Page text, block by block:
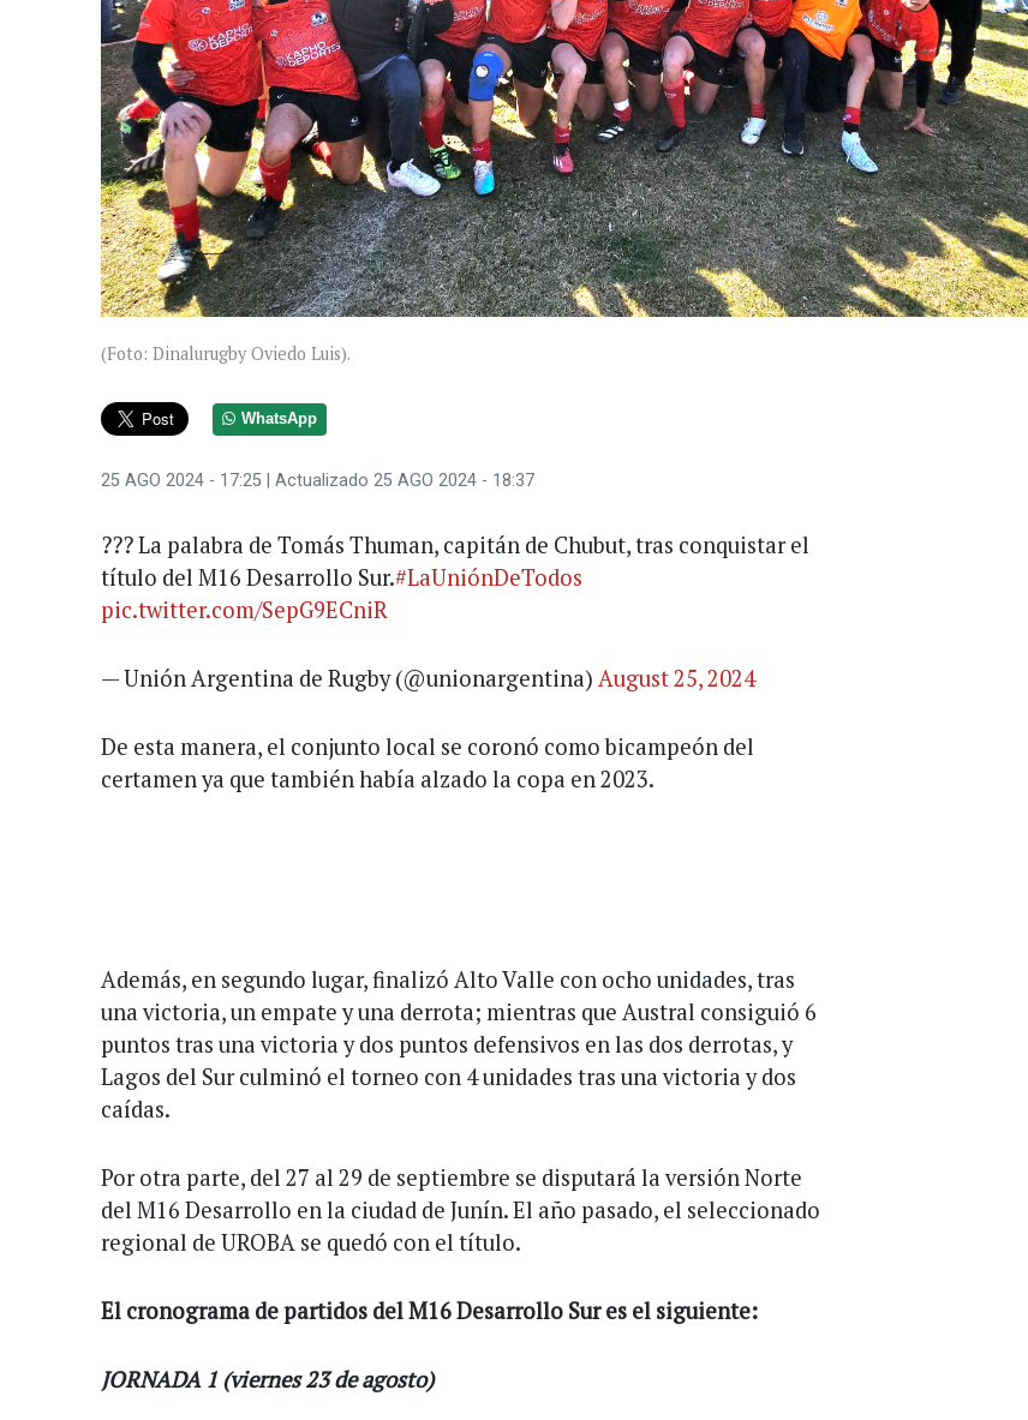
(Foto: Dinalurugby Oviedo Luis).
WhatsApp
25 AGO 2024 - 17:25 | Actualizado 25 AGO 2024 - 18:37
??? La palabra de Tomás Thuman, capitán de Chubut, tras conquistar el
título del M16 Desarrollo Sur.#LaUniónDeTodos
pic.twitter.com/SepG9ECniR
— Unión Argentina de Rugby (@unionargentina) August 25, 2024
De esta manera, el conjunto local se coronó como bicampeón del
certamen ya que también había alzado la copa en 2023.
Además, en segundo lugar, finalizó Alto Valle con ocho unidades, tras
una victoria, un empate y una derrota; mientras que Austral consiguió 6
puntos tras una victoria y dos puntos defensivos en las dos derrotas, y
Lagos del Sur culminó el torneo con 4 unidades tras una victoria y dos
caídas.
Por otra parte, del 27 al 29 de septiembre se disputará la versión Norte
del M16 Desarrollo en la ciudad de Junín. El año pasado, el seleccionado
regional de UROBA se quedó con el título.
El cronograma de partidos del M16 Desarrollo Sur es el siguiente:
JORNADA 1 (viernes 23 de agosto)